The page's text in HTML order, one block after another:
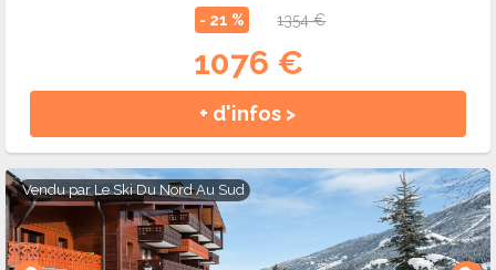
- 21 % 1354 €
1076 €
+ d'infos >
Vendu parLe Ski Du Nord Au Sud